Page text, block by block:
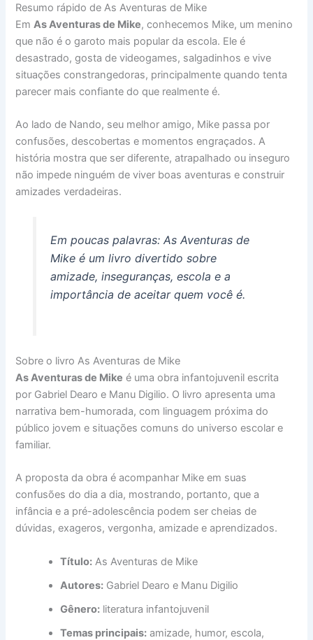
Resumo rápido de As Aventuras de Mike
EmAs Aventuras de Mike, conhecemos Mike, um menino
que não é o garoto mais popular da escola. Ele é
desastrado, gosta de videogames, salgadinhos e vive
situações constrangedoras, principalmente quando tenta
parecer mais confiante do que realmente é.
Ao lado de Nando, seu melhor amigo, Mike passa por
confusões, descobertas e momentos engraçados. A
história mostra que ser diferente, atrapalhado ou inseguro
não impede ninguém de viver boas aventuras e construir
amizades verdadeiras.
Em poucas palavras: As Aventuras de
Mike é um livro divertido sobre
amizade, inseguranças, escola e a
importância de aceitar quem você é.
Sobre o livro As Aventuras de Mike
As Aventuras de Mike é uma obra infantojuvenil escrita
por Gabriel Dearo e Manu Digilio. O livro apresenta uma
narrativa bem-humorada, com linguagem próxima do
público jovem e situações comuns do universo escolar e
familiar.
A proposta da obra é acompanhar Mike em suas
confusões do dia a dia, mostrando, portanto, que a
infância e a pré-adolescência podem ser cheias de
dúvidas, exageros, vergonha, amizade e aprendizados.
Título: As Aventuras de Mike
Autores: Gabriel Dearo e Manu Digilio
Gênero: literatura infantojuvenil
Temas principais: amizade, humor, escola,